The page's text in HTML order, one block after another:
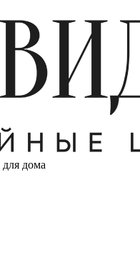
дома